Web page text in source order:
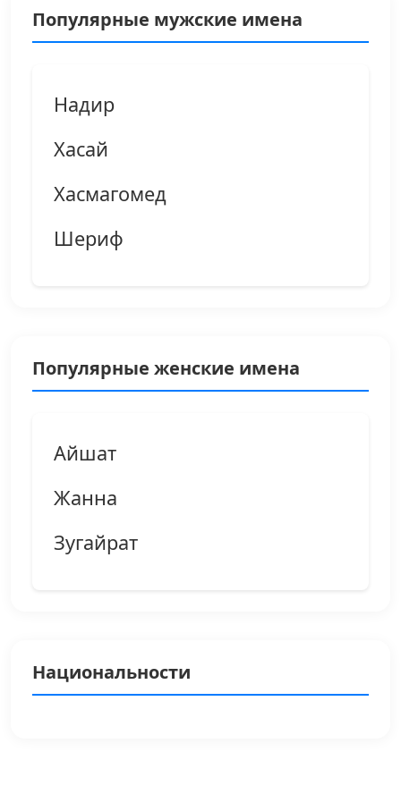
Популярные мужские имена
Надир
Хасай
Хасмагомед
Шериф
Популярные женские имена
Айшат
Жанна
Зугайрат
Национальности